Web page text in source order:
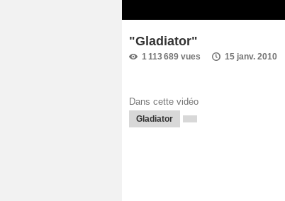
"Gladiator"
1 113 689 vues 15 janv. 2010
Dans cette vidéo
Gladiator